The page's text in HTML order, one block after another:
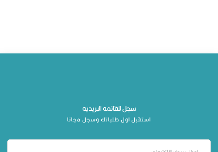
سجل للقائمه البريديه
استقبل اول طلباتك وسجل مجانا